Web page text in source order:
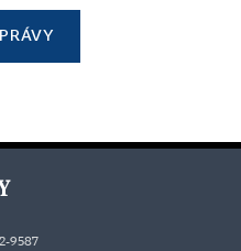
9587